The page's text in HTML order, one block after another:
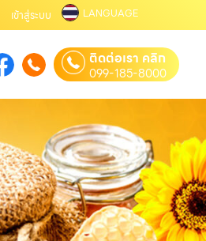
เข้าสู่ระบบ LANGUAGE
ติดต่อเรา คลิก
099-185-8000